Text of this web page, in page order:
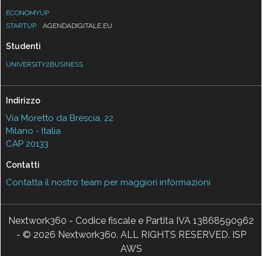
ECONOMYUP
STARTUP
AGENDADIGITALE.EU
Studenti
UNIVERSITY2BUSINESS
Indirizzo
Via Moretto da Brescia, 22
Milano - Italia
CAP 20133
Contatti
Contatta il nostro team per maggiori informazioni
Nextwork360 - Codice fiscale e Partita IVA 13868590962
- © 2026 Nextwork360. ALL RIGHTS RESERVED. ISP
AWS